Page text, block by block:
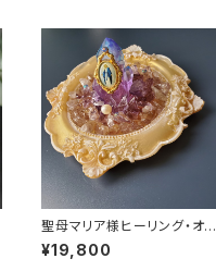
聖母マリア様ヒーリング・オル
ゴナイト～ディヴァインゴール
ドの祈り～
¥19,800